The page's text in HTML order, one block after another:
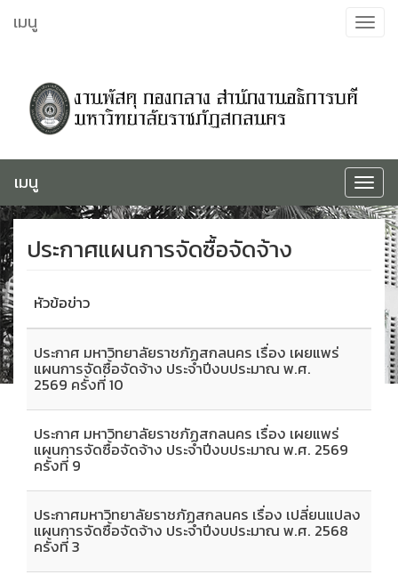
ไป
Toggle
เมนู
Toggle
เมนู
ประกาศแผนการจัดซื้อจัดจ้าง
หัวข้อข่าว
ประกาศ มหาวิทยาลัยราชภัฏสกลนคร เรื่อง เผยแพร่
แผนการจัดซื้อจัดจ้าง ประจำปีงบประมาณ พ.ศ.
2569 ครั้งที่ 10
ประกาศ มหาวิทยาลัยราชภัฏสกลนคร เรื่อง เผยแพร่
แผนการจัดซื้อจัดจ้าง ประจำปีงบประมาณ พ.ศ. 2569
ครั้งที่ 9
ประกาศมหาวิทยาลัยราชภัฏสกลนคร เรื่อง เปลี่ยนแปลง
แผนการจัดซื้อจัดจ้าง ประจำปีงบประมาณ พ.ศ. 2568
ครั้งที่ 3